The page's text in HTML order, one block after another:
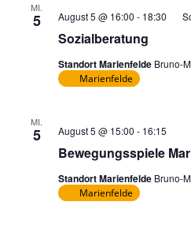
MI.
5
Sozialberatung
August 5 @ 16:00 - 18:30
Standort Marienfelde Bruno-
Marienfelde
MI.
5
Bewegungsspiele
August 5 @ 15:00 - 16:15
Standort Marienfelde Bruno-
Marienfelde